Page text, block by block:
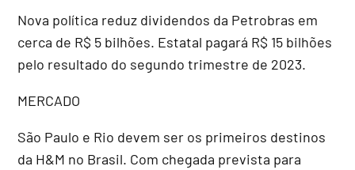
Nova política reduz dividendos da Petrobras em
cerca de R$ 5 bilhões. Estatal pagará R$ 15 bilhões
pelo resultado do segundo trimestre de 2023.
MERCADO
São Paulo e Rio devem ser os primeiros destinos
da H&M no Brasil. Com chegada prevista para